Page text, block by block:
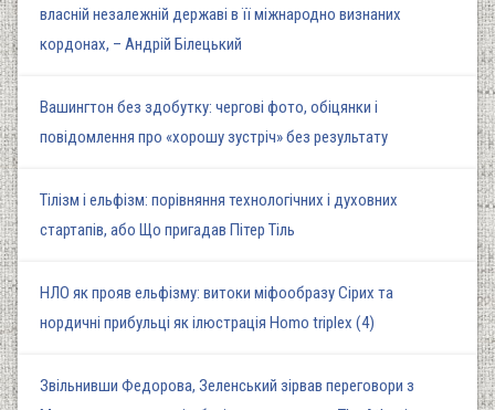
власній незалежній державі в її міжнародно визнаних
кордонах, – Андрій Білецький
Вашингтон без здобутку: чергові фото, обіцянки і
повідомлення про «хорошу зустріч» без результату
Тілізм і ельфізм: порівняння технологічних і духовних
стартапів, або Що пригадав Пітер Тіль
НЛО як прояв ельфізму: витоки міфообразу Сірих та
нордичні прибульці як ілюстрація Homo triplex (4)
Звільнивши Федорова, Зеленський зірвав переговори з